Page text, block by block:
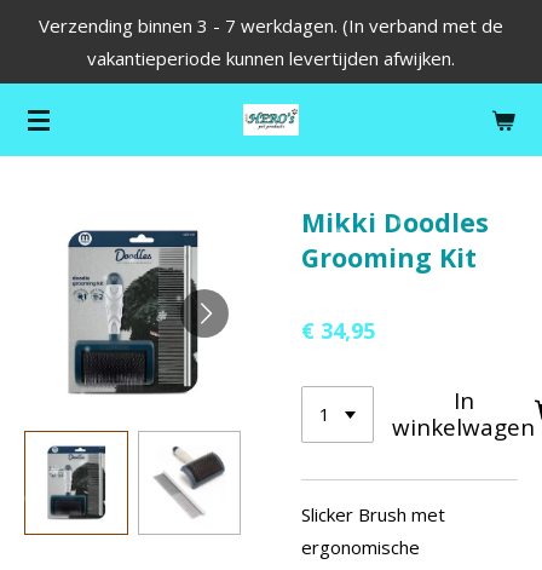
de
hoofdinhoud
Verzending binnen 3 - 7 werkdagen. (In verband met de
vakantieperiode kunnen levertijden afwijken.
Mikki Doodles
Grooming Kit
€ 34,95
In
winkelwagen
Slicker Brush met
ergonomische